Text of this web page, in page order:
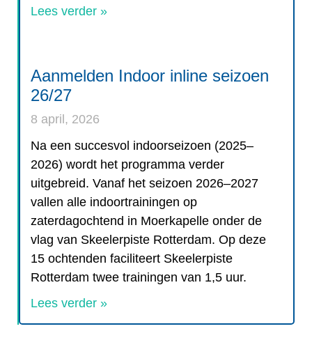
Lees verder »
Aanmelden Indoor inline seizoen
26/27
8 april, 2026
Na een succesvol indoorseizoen (2025–
2026) wordt het programma verder
uitgebreid. Vanaf het seizoen 2026–2027
vallen alle indoortrainingen op
zaterdagochtend in Moerkapelle onder de
vlag van Skeelerpiste Rotterdam. Op deze
15 ochtenden faciliteert Skeelerpiste
Rotterdam twee trainingen van 1,5 uur.
Lees verder »